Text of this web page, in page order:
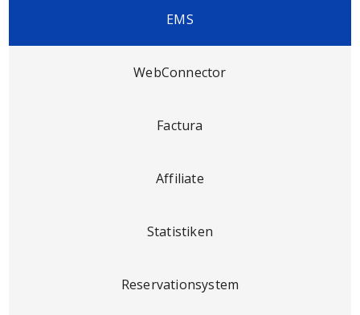
EMS
WebConnector
Factura
Affiliate
Statistiken
Reservationsystem